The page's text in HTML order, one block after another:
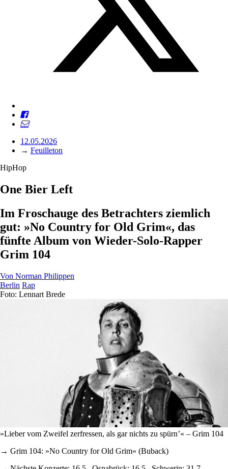
12.05.2026
→ Feuilleton
HipHop
One Bier Left
Im Froschauge des Betrachters ziemlich
gut: »No Country for Old Grim«, das
fünfte Album von Wieder-Solo-Rapper
Grim 104
Von Norman Philippen
Berlin Rap
Foto: Lennart Brede
»Lieber vom Zweifel zerfressen, als gar nichts zu spürn’« – Grim 104
→ Grim 104: »No Country for Old Grim« (Buback)